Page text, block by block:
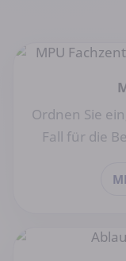
Ordnen Sie
Fall für die